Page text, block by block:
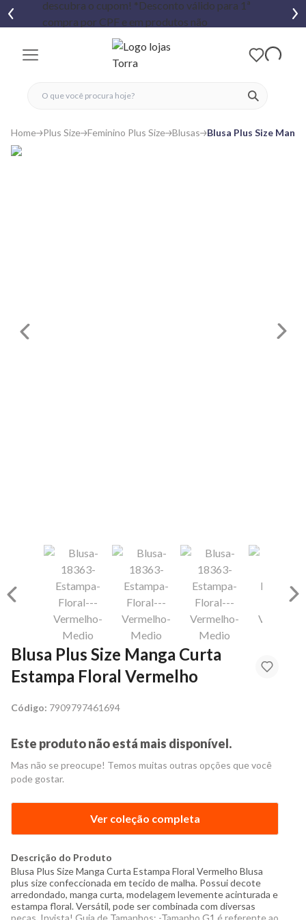
ver
fechar menu
fechar menu
favoritos
Home Plus Size Feminino Plus Size Blusas Blusa Plus Size
Blusa Plus Size Manga Curta
Estampa Floral Vermelho
Código: 7909797461694
Este produto não está mais disponível.
Mas não se preocupe! Temos muitas outras opções que você
pode gostar.
Ver coleção completa
Descrição do Produto
Blusa Plus Size Manga Curta Estampa Floral Vermelho Blusa
plus size confeccionada em tecido de malha. Possui decote
arredondado, manga curta, modelagem levemente acinturada e
estampa floral. Versátil, pode ser combinada com diversas
peças. Invista! Guia de Tamanhos: -Tamanho G1 é referente ao